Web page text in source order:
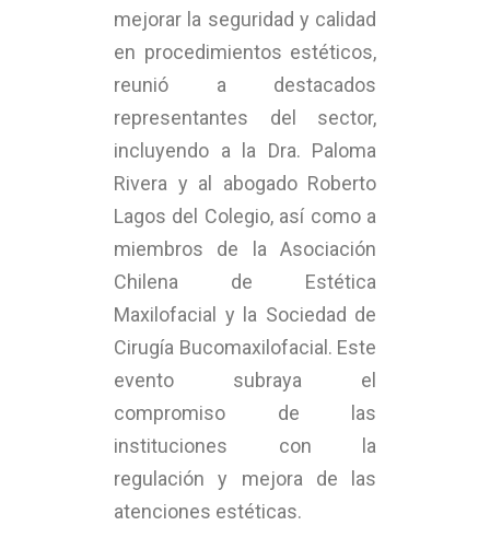
mejorar la seguridad y calidad
en procedimientos estéticos,
reunió a destacados
representantes del sector,
incluyendo a la Dra. Paloma
Rivera y al abogado Roberto
Lagos del Colegio, así como a
miembros de la Asociación
Chilena de Estética
Maxilofacial y la Sociedad de
Cirugía Bucomaxilofacial. Este
evento subraya el
compromiso de las
instituciones con la
regulación y mejora de las
atenciones estéticas.